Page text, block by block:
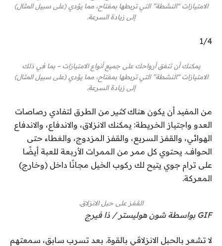
الامتيازات “النشطة” التي تربطها بمفتاح، مما يؤدي (على سبيل المثال)
إلى زيادة السرعة.
1/4
يمكنك أن تنفق أرواحك على جميع أنواع الامتيازات – بما في ذلك
الامتيازات “النشطة” التي تربطها بمفتاح، مما يؤدي (على سبيل المثال)
إلى زيادة السرعة.
من المفيد أن يكون هناككثير من الطرق لتفادي رصاصات
العدو واجتياز الخريطة: يمكنك الانزلاق، والاندفاع، والاندفاع
الهوائي، والقفز السريع، والقفز المزدوج، والغطاء حتى
الحواف. يحتوي كل ممر من الممرات الأربعة للعبة أيضًا
على ترام جوي يتيح لك ركوب الخيل مجانًا داخل (وخارج)
المعركة.
القفز على حبل الانزلاق.
GIF بواسطة شون هوليستر / ذا فيرج
لا تشعر بالحبل الانزلاقي بالقوة. بعد تسرب سابق، سمعتهم